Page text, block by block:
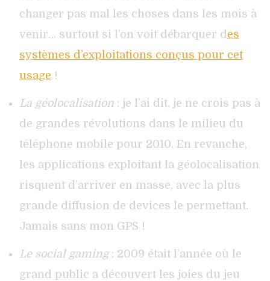
changer pas mal les choses dans les mois à
venir… surtout si l’on voit débarquer d es
systèmes d’exploitations conçus pour cet
usage !
La géolocalisation : je l’ai dit, je ne crois pas à
de grandes révolutions dans le milieu du
téléphone mobile pour 2010. En revanche,
les applications exploitant la géolocalisation
risquent d’arriver en masse, avec la plus
grande diffusion de devices le permettant.
Jamais sans mon GPS !
Le social gaming: 2009 était l’année où le
grand public a découvert les joies du jeu